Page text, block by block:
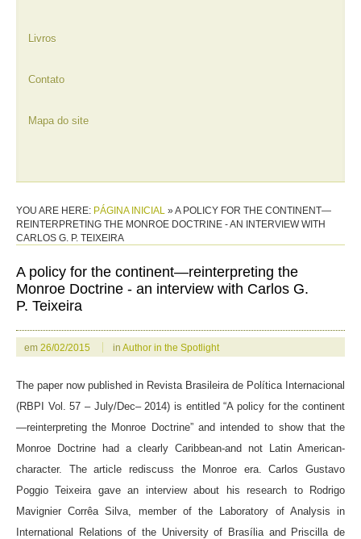
Livros
Contato
Mapa do site
YOU ARE HERE: PÁGINA INICIAL »A POLICY FOR THE CONTINENT—
REINTERPRETING THE MONROE DOCTRINE - AN INTERVIEW WITH
CARLOS G. P. TEIXEIRA
A policy for the continent—reinterpreting the
Monroe Doctrine - an interview with Carlos G.
P. Teixeira
em 26/02/2015 in Author in the Spotlight
The paper now published in Revista Brasileira de Política Internacional
(RBPI Vol. 57 – July/Dec– 2014) is entitled “A policy for the continent
—reinterpreting the Monroe Doctrine” and intended to show that the
Monroe Doctrine had a clearly Caribbean-and not Latin American-
character. The article rediscuss the Monroe era. Carlos Gustavo
Poggio Teixeira gave an interview about his research to Rodrigo
Mavignier Corrêa Silva, member of the Laboratory of Analysis in
International Relations of the University of Brasília and Priscilla de